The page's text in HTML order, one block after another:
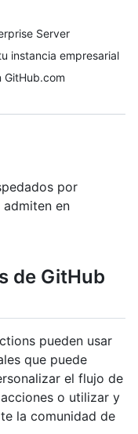
Server
instancia empresarial
GitHub.com
por
admiten en
de GitHub
pueden usar
que puede
el flujo de
o utilizar y
la comunidad de